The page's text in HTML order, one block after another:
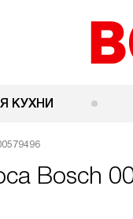
КУХНИ
Bosch